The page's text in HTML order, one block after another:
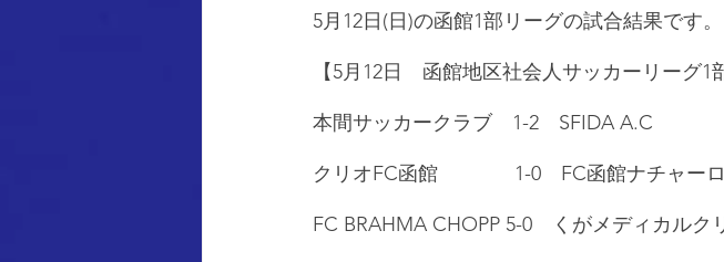
5月12日(日)の函館1部リーグの試合結果です。
【5月12日　函館地区社会人サッカーリーグ1
本間サッカークラブ　1-2　SFIDA A.C
クリオFC函館　　　   1-0　FC函館ナチャーロ
FC BRAHMA CHOPP 5-0　くがメディカルク